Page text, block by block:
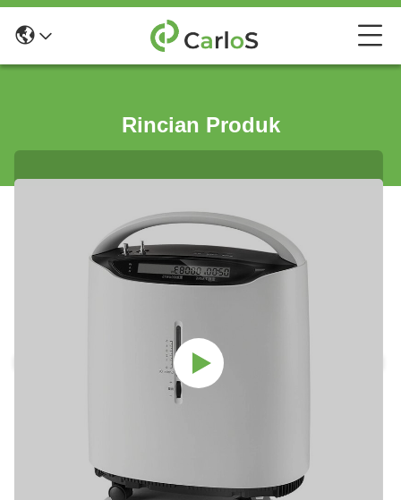
Rincian Produk